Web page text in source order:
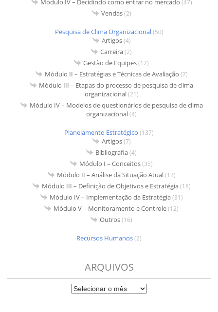
Módulo IV – Decidindo como entrar no mercado (47)
Vendas(2)
Pesquisa de Clima Organizacional(50)
Artigos(4)
Carreira(2)
Gestão de Equipes(12)
Módulo II – Estratégias e Técnicas de Avaliação (7)
Módulo III – Etapas do processo de pesquisa de clima
organizacional(21)
Módulo IV – Modelos de questionários de pesquisa de clima
organizacional(4)
Planejamento Estratégico (137)
Artigos(7)
Bibliografia(4)
Módulo I – Conceitos(35)
Módulo II – Análise da Situação Atual(13)
Módulo III – Definição de Objetivos e Estratégia(18)
Módulo IV – Implementação da Estratégia(31)
Módulo V – Monitoramento e Controle(12)
Outros(16)
Recursos Humanos(2)
ARQUIVOS